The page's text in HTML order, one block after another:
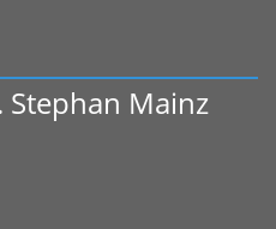
Stephan Mainz